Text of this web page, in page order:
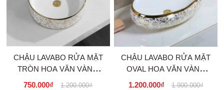
CHẬU LAVABO RỬA MẶT
TRÒN HOA VĂN VÀNG
CAO CẤP
750.000₫ 1.200.000₫
CHẬU LAVABO RỬA MẶT
OVAL HOA VĂN VÀNG
CAO CẤP
1.200.000₫ 1.900.000₫